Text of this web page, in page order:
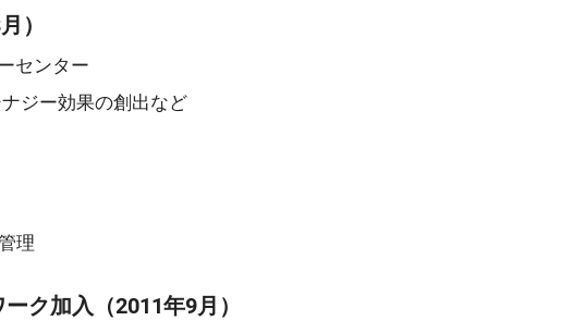
）
センター
ジー効果の創出など
理
ク加入（2011年9月）